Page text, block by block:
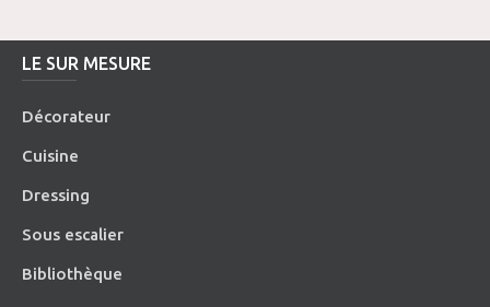
LE SUR MESURE
Décorateur
Cuisine
Dressing
Sous escalier
Bibliothèque